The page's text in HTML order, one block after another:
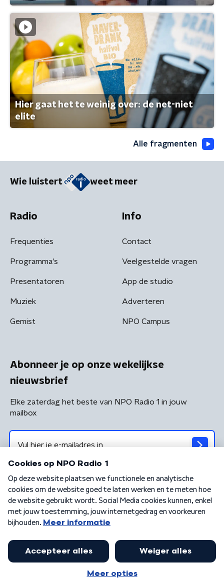
Hier gaat het te weinig over: de net-niet
elite
Alle fragmenten
Wie luistert weet meer
Radio
Frequenties
Programma's
Presentatoren
Muziek
Gemist
Info
Contact
Veelgestelde vragen
App de studio
Adverteren
NPO Campus
Abonneer je op onze wekelijkse
nieuwsbrief
Elke zaterdag het beste van NPO Radio 1 in jouw
mailbox
Algemene voorwaarden Privacybeleid